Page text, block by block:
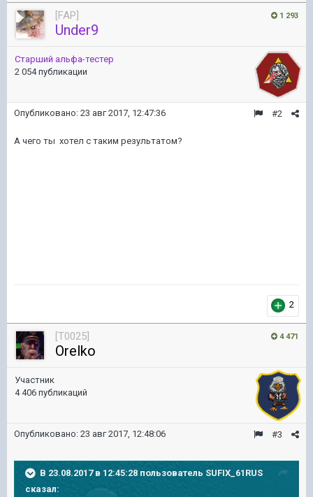
1 293
[FAP]
Under9
Старший альфа-тестер
2 054 публикации
#2
Опубликовано: 23 авг 2017, 12:47:36
А чего ты хотел с таким результатом?
2
4 471
[T0025]
Orelko
Участник
4 406 публикаций
#3
Опубликовано: 23 авг 2017, 12:48:06
В 23.08.2017 в 12:45:28 пользователь SUFIX_61RUS
сказал: